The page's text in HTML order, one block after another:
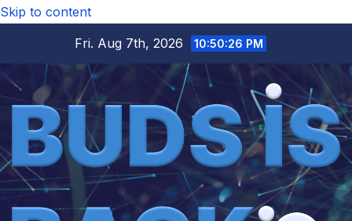
Skip to content
Fri. Aug 7th, 2026
10:50:26 PM